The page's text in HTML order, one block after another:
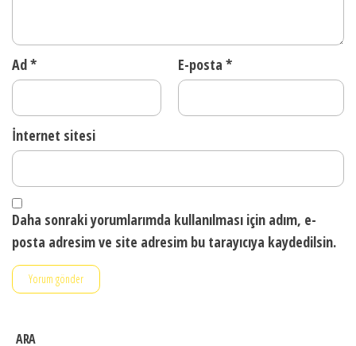
Ad* E-posta *
İnternet sitesi
Daha sonraki yorumlarımda kullanılması için adım, e-
posta adresim ve site adresim bu tarayıcıya kaydedilsin.
ARA